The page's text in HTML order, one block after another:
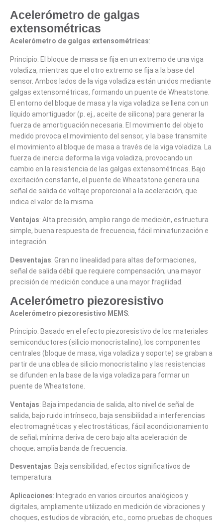
Acelerómetro de galgas
extensométricas
Acelerómetro de galgas extensométricas:
Principio: El bloque de masa se fija en un extremo de una viga
voladiza, mientras que el otro extremo se fija a la base del
sensor. Ambos lados de la viga voladiza están unidos mediante
galgas extensométricas, formando un puente de Wheatstone.
El entorno del bloque de masa y la viga voladiza se llena con un
líquido amortiguador (p. ej., aceite de silicona) para generar la
fuerza de amortiguación necesaria. El movimiento del objeto
medido provoca el movimiento del sensor, y la base transmite
el movimiento al bloque de masa a través de la viga voladiza. La
fuerza de inercia deforma la viga voladiza, provocando un
cambio en la resistencia de las galgas extensométricas. Bajo
excitación constante, el puente de Wheatstone genera una
señal de salida de voltaje proporcional a la aceleración, que
indica el valor de la misma.
Ventajas: Alta precisión, amplio rango de medición, estructura
simple, buena respuesta de frecuencia, fácil miniaturización e
integración.
Desventajas: Gran no linealidad para altas deformaciones,
señal de salida débil que requiere compensación; una mayor
precisión de medición conduce a una mayor fragilidad.
Acelerómetro piezoresistivo
Acelerómetro piezoresistivo MEMS:
Principio: Basado en el efecto piezoresistivo de los materiales
semiconductores (silicio monocristalino), los componentes
centrales (bloque de masa, viga voladiza y soporte) se graban a
partir de una oblea de silicio monocristalino y las resistencias
se difunden en la base de la viga voladiza para formar un
puente de Wheatstone.
Ventajas: Baja impedancia de salida, alto nivel de señal de
salida, bajo ruido intrínseco, baja sensibilidad a interferencias
electromagnéticas y electrostáticas, fácil acondicionamiento
de señal; mínima deriva de cero bajo alta aceleración de
choque; amplia banda de frecuencia.
Desventajas: Baja sensibilidad, efectos significativos de
temperatura.
Aplicaciones: Integrado en varios circuitos analógicos y
digitales, ampliamente utilizado en medición de vibraciones y
choques, estudios de vibración, etc., como pruebas de choques